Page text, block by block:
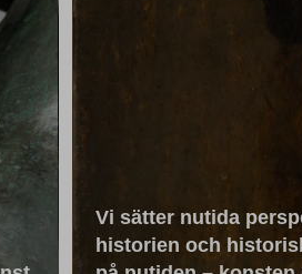
Vi sätter nutida
historien och